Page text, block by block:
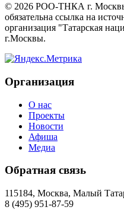
© 2026 РОО-ТНКА г.
обязательна ссылка на
организация "Татарская
г.Москвы.
Организация
О нас
Проекты
Новости
Афиша
Медиа
Обратная связь
115184, Москва, Малый
8 (495) 951-87-59